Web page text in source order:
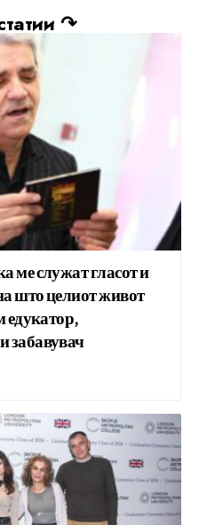
↷
ме служат гласот и
што целиот живот
едукатор,
забавувач